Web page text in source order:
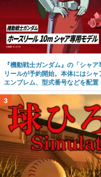
『機動戦士ガンダム』の「シャ
リールが予約開始。本体にはシ
エンブレム、型式番号などを配置
3